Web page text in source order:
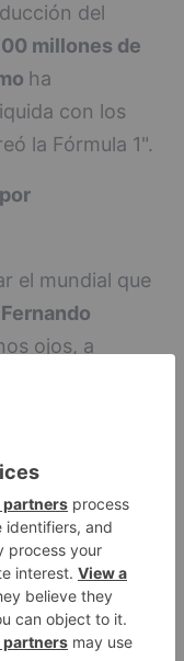
del
millones de
ha
con los
la Fórmula 1".
el mundial que
Fernando
ojos, a
el neerlandés
se lleve el
de hacer porras
Tanto
muy buenos, ha
décimas de